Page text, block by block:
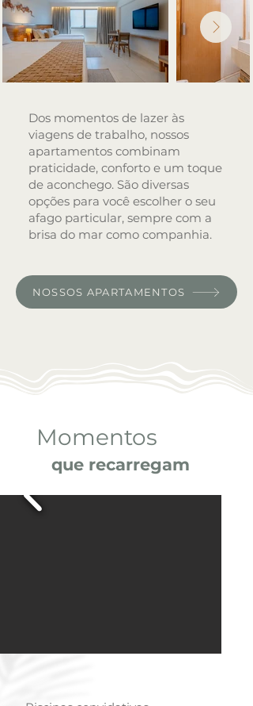
Dos momentos de lazer às
viagens de trabalho, nossos
apartamentos combinam
praticidade, conforto e um toque
de aconchego. São diversas
opções para você escolher o seu
afago particular, sempre com a
brisa do mar como companhia.
NOSSOS APARTAMENTOS
Momentos
que recarregam